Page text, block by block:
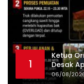
1
Ketua
Desak
Pelaku
06/08/